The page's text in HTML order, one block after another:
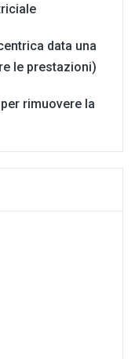
data una
le prestazioni)
rimuovere la